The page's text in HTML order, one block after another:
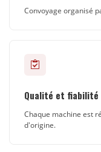
Convoyage organisé
Qualité et fiabilité
Chaque machine est
d'origine.